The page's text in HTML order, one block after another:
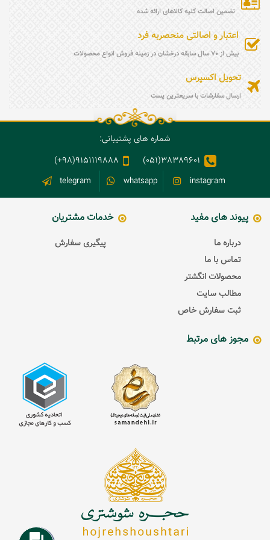
تضمین اصالت کلیه کالاهای ارائه شده
اعتبار و اصالتی منحصربه فرد
بیش از 70 سال سابقه درخشان در زمینه فروش انواع محصولات
تحویل اکسپرس
ارسال سفارشات با سریعترین پست
شماره های پشتیبانی:
38389601(051)
9151119888(98+)
instagram
whatsapp
telegram
پیوند های مفید
درباره ما
تماس با ما
محصولات انگشتر
مطالب سایت
ثبت سفارش خاص
خدمات مشتریان
پیگیری سفارش
مجوز های مرتبط